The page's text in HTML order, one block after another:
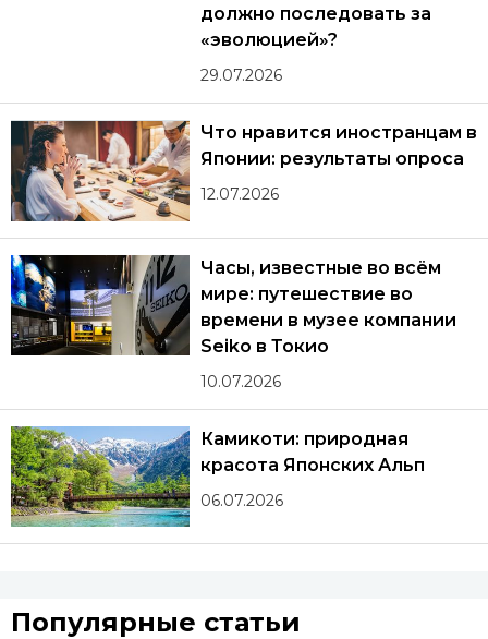
должно последовать за
«эволюцией»?
29.07.2026
Что нравится иностранцам в
Японии: результаты опроса
12.07.2026
Часы, известные во всём
мире: путешествие во
времени в музее компании
Seiko в Токио
10.07.2026
Камикоти: природная
красота Японских Альп
06.07.2026
Популярные статьи